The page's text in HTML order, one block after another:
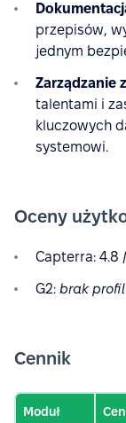
przepisów,
jednym
Zarządzanie
talentami i
kluczowych
systemowi.
Oceny
Capterra: 4.8
G2: brak
Cennik
Moduł